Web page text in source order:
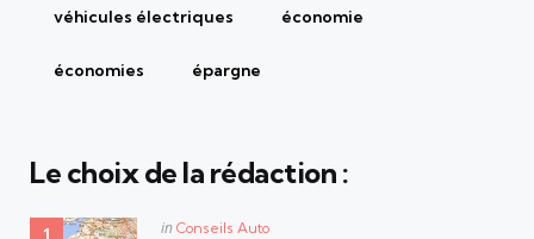
véhicules électriques économie
économies épargne
Le choix de la rédaction :
Posted
in Conseils Auto